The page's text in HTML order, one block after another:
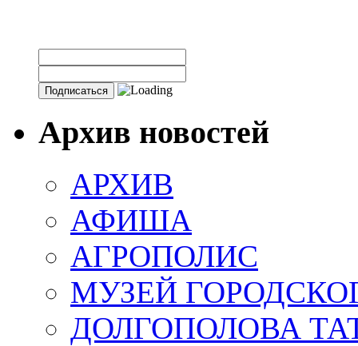
Архив новостей
АРХИВ
АФИША
АГРОПОЛИС
МУЗЕЙ
ДОЛГОПОЛОВА